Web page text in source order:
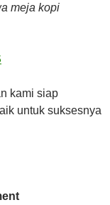
meja kopi
kami siap
untuk suksesnya